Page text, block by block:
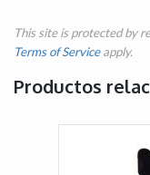
This site is protected by
Terms of Serviceapply.
Productos